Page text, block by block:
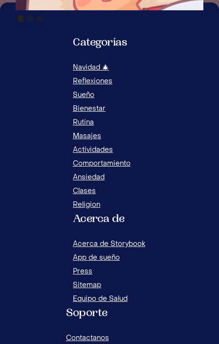
15 EJERCICIOS Y ACTIVIDADES DE
RELAJACIÓN PARA NIÑOS
Categorías
Navidad 🎄
Reflexiones
Sueño
Bienestar
Rutina
Masajes
Actividades
Comportamiento
Ansiedad
Clases
Religion
Acerca de
Acerca de Storybook
App de sueño
Press
Sitemap
Equipo de Salud
Soporte
Contactanos